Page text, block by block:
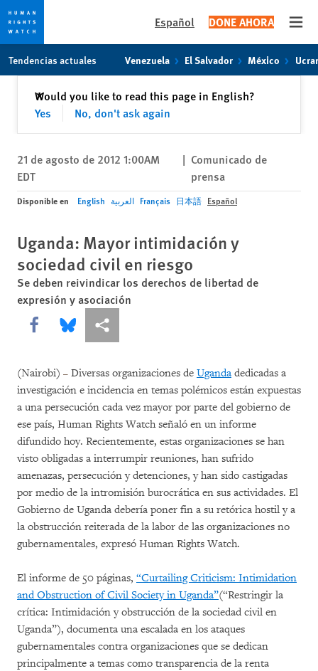
content
Español DONE AHORA
Tendencias actuales Venezuela El Salvador México
Would you like to read this page in English?
Yes
No, don't ask again
✕Cerrar
21 de agosto de 2012 1:00AM
EDT
| Comunicado de
prensa
Disponible en English العربية Français 日本語 Español
Uganda: Mayor intimidación y
sociedad civil en riesgo
Se deben reivindicar los derechos de libertad de
expresión y asociación
Share this via Facebook
Share this via Bluesky
Share this via Compartir
(Nairobi) – Diversas organizaciones de Uganda dedicadas a
investigación e incidencia en temas polémicos están expuestas
a una persecución cada vez mayor por parte del gobierno de
ese país, Human Rights Watch señaló en un informe
difundido hoy. Recientemente, estas organizaciones se han
visto obligadas a interrumpir reuniones, han sufrido
amenazas, persecución y detenciones, y han sido castigadas
por medio de la intromisión burocrática en sus actividades. El
Gobierno de Uganda debería poner fin a su retórica hostil y a
la obstrucción reiterada de la labor de las organizaciones no
gubernamentales, expresó Human Rights Watch.
El informe de 50 páginas, “Curtailing Criticism: Intimidation
and Obstruction of Civil Society in Uganda”(“Restringir la
crítica: Intimidación y obstrucción de la sociedad civil en
Uganda”), documenta una escalada en los ataques
gubernamentales contra organizaciones que se dedican
principalmente a temas como transparencia de la renta